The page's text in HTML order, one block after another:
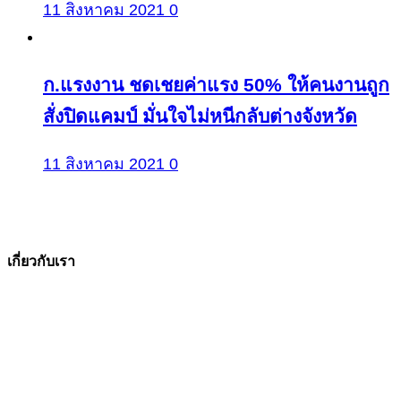
11 สิงหาคม 2021 0
ก.แรงงาน ชดเชยค่าแรง 50% ให้คนงานถูก
สั่งปิดแคมป์ มั่นใจไม่หนีกลับต่างจังหวัด
11 สิงหาคม 2021 0
เกี่ยวกับเรา